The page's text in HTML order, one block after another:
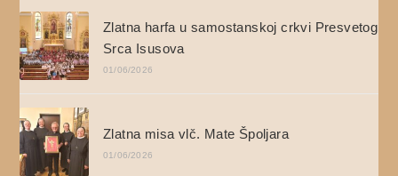
Zlatna harfa u samostanskoj crkvi Presvetog
Srca Isusova
01/06/2026
Zlatna misa vlč. Mate Špoljara
01/06/2026